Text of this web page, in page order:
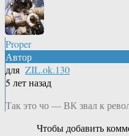
Proper
Автор
для ZIL.ok.130
5 лет назад
Так это чо — ВК звал к
Чтобы добавить